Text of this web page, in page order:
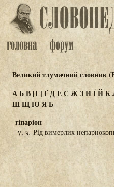
Великий тлумачний словник
АБВ[Г] ҐДЕЄ ЖЗИЇЙК
ШЩЮЯЬ
гіпаріон
-у, ч. Рід вимерлих